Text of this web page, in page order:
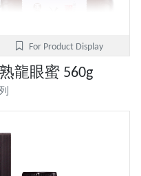
For Product Display
龍眼蜜 560g